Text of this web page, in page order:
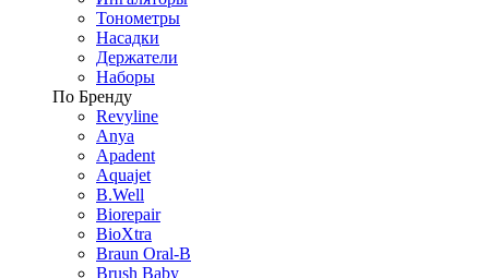
Тонометры
Насадки
Держатели
Наборы
По Бренду
Revyline
Anya
Apadent
Aquajet
B.Well
Biorepair
BioXtra
Braun Oral-B
Brush Baby